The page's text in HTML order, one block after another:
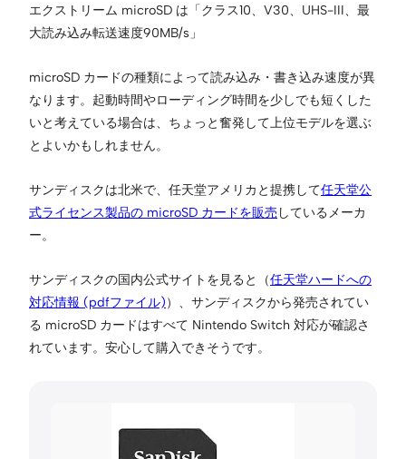
エクストリーム microSD は「クラス10、V30、UHS-III、最
大読み込み転送速度90MB/s」
microSD カードの種類によって読み込み・書き込み速度が異
なります。起動時間やローディング時間を少しでも短くした
いと考えている場合は、ちょっと奮発して上位モデルを選ぶ
とよいかもしれません。
サンディスクは北米で、任天堂アメリカと提携して任天堂公
式ライセンス製品の microSD カードを販売 しているメーカ
ー。
サンディスクの国内公式サイトを見ると（任天堂ハードへの
対応情報 (pdfファイル)）、サンディスクから発売されてい
る microSD カードはすべて Nintendo Switch 対応が確認さ
れています。安心して購入できそうです。